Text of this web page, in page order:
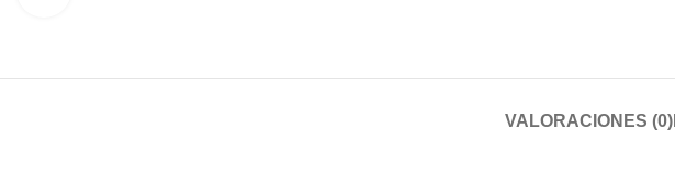
VALORACIONES (0)